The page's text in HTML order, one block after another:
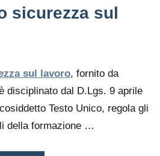
sicurezza sul
sul lavoro, fornito da
disciplinato dal D.Lgs. 9 aprile
Testo Unico, regola gli
della formazione …